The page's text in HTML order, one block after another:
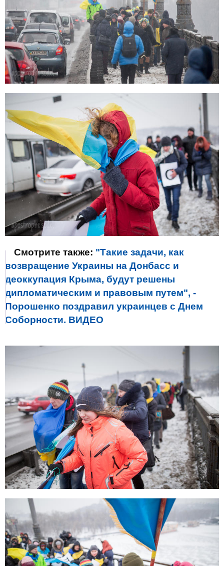
Смотрите также: "Такие задачи, как
возвращение Украины на Донбасс и
деоккупация Крыма, будут решены
дипломатическим и правовым путем", -
Порошенко поздравил украинцев с Днем
Соборности. ВИДЕО